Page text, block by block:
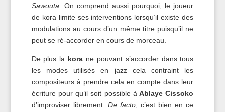
Sawouta . On comprend aussi pourquoi, le joueur
de kora limite ses interventions lorsqu’il existe des
modulations au cours d’un même titre puisqu’il ne
peut se ré-accorder en cours de morceau.
De plus la kora ne pouvant s’accorder dans tous
les modes utilisés en jazz cela contraint les
compositeurs à prendre cela en compte dans leur
écriture pour qu’il soit possible à Ablaye Cissoko
d’improviser librement. De facto, c’est bien en ce